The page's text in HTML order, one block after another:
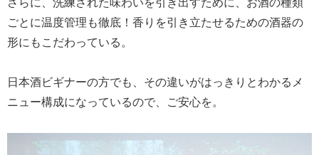
ごとに温度管理も徹底！香りを引き立たせるための酒器の
形にもこだわっている。
日本酒ビギナーの方でも、その違いがはっきりとわかるメ
ニュー構成になっているので、ご安心を。